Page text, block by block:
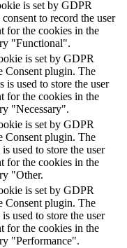
is set by GDPR
to record the user
for the cookies in the
"Functional".
is set by GDPR
Consent plugin. The
is used to store the user
for the cookies in the
"Necessary".
is set by GDPR
Consent plugin. The
used to store the user
for the cookies in the
"Other.
is set by GDPR
Consent plugin. The
used to store the user
for the cookies in the
"Performance".